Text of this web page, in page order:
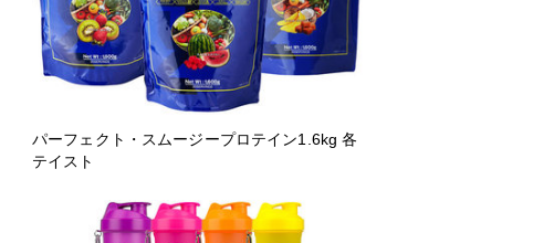
パーフェクト・スムージープロテイン1.6kg 各
テイスト